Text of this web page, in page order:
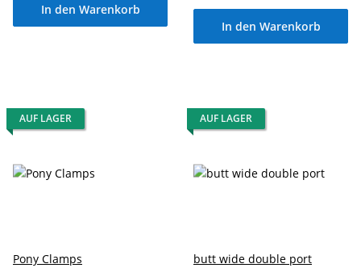
In den Warenkorb
In den Warenkorb
AUF LAGER
Pony Clamps
AUF LAGER
butt wide double port